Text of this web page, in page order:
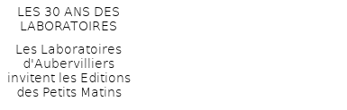
LES 30 ANS DES
LABORATOIRES
Les Laboratoires
d'Aubervilliers
invitent les Editions
des Petits Matins